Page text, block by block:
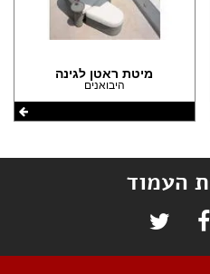
מיטת ראטן לגינה
היבואנים
העמוד